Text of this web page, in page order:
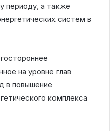
периоду, а также
систем в
на уровне глав
в повышение
комплекса